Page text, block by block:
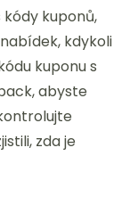
kuponů,
kdykoli
kuponu s
abyste
zda je